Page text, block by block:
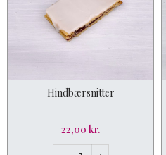
Hindbærsnitter
22,00 kr.